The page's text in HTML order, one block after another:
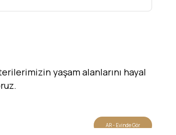
yaşam alanlarını hayal
AR - Evinde Gör